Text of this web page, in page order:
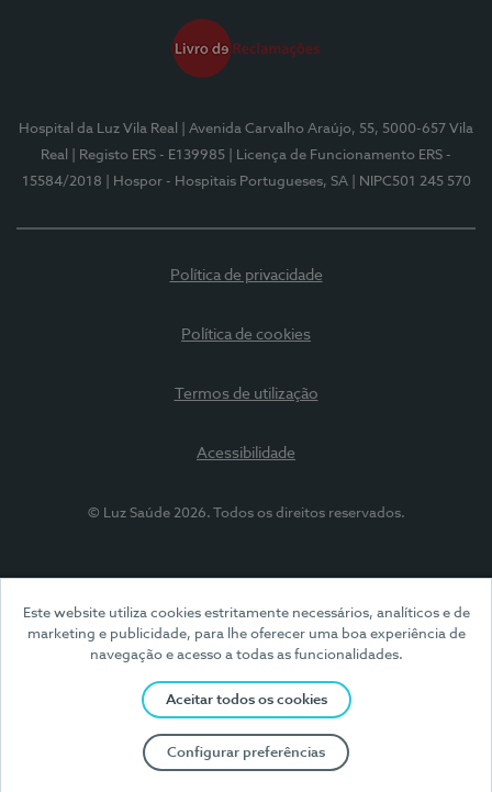
Este website utiliza cookies estritamente necessários, analíticos e de
marketing e publicidade, para lhe oferecer uma boa experiência de
navegação e acesso a todas as funcionalidades.
Aceitar todos os cookies
Configurar preferências
Hospital da Luz Vila Real
| Avenida Carvalho Araújo, 55, 5000-657 Vila
Real
| Registo ERS - E139985
| Licença de Funcionamento ERS -
15584/2018
| Hospor - Hospitais Portugueses, SA | NIPC501 245 570
Política de privacidade
Política de cookies
Termos de utilização
Acessibilidade
© Luz Saúde 2026. Todos os direitos reservados.